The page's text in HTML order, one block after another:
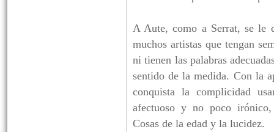
A Aute, como a Serrat, se le
muchos artistas que tengan
ni tienen las palabras
sentido de la medida. Con la
conquista la complicidad
afectuoso y no poco irónico,
Cosas de la edad y la lucidez.